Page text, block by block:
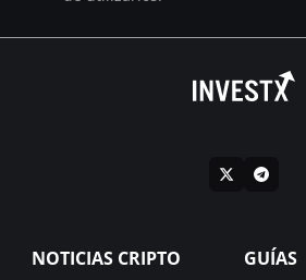
NOTICIAS CRIPTO GUÍAS